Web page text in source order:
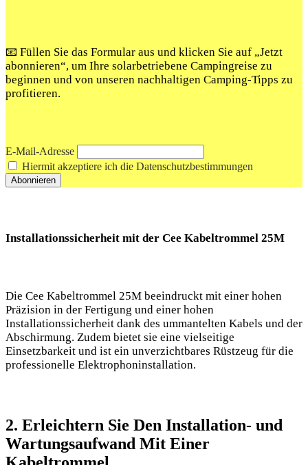
📧 Füllen Sie das Formular aus und klicken Sie auf „Jetzt
abonnieren“, um Ihre solarbetriebene Campingreise zu
beginnen und von unseren nachhaltigen Camping-Tipps zu
profitieren.
E-Mail-Adresse
Hiermit akzeptiere ich die Datenschutzbestimmungen
Installationssicherheit mit der Cee Kabeltrommel 25M
Die Cee Kabeltrommel 25M beeindruckt mit einer hohen
Präzision in der Fertigung und einer hohen
Installationssicherheit dank des ummantelten Kabels und der
Abschirmung. Zudem bietet sie eine vielseitige
Einsetzbarkeit und ist ein unverzichtbares Rüstzeug für die
professionelle Elektrophoninstallation.
2. Erleichtern Sie Den Installation- und
Wartungsaufwand Mit Einer